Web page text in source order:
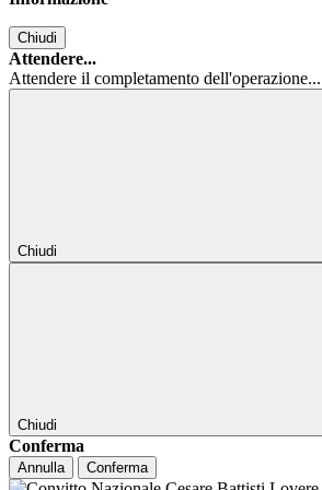
Chiudi
Attendere...
Attendere il completamento dell'operazione...
Chiudi
Chiudi
Conferma
Annulla Conferma